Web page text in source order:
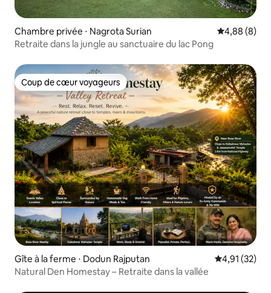
Chambre privée ⋅ Nagrota Surian Évaluation
4,88 (8)
Retraite dans la jungle au sanctuaire du lac Pong
Coup de cœur voyageurs
Coup de cœur voyageurs
Gîte à la ferme ⋅ Dodun Rajputan Évaluation
4,91 (32)
Natural Den Homestay – Retraite dans la vallée